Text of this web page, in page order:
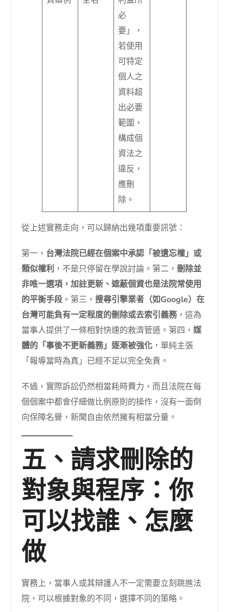
必
要」，
若使用
可特定
個人之
資料超
出必要
範圍，
構成個
資法之
違反，
應刪
除。
從上述實務走向，可以歸納出幾項重要訊號：
第一， 台灣法院已經在個案中承認「被遺忘權」或
類似權利 ，不是只停留在學說討論。第二，刪除並
非唯一選項，加註更新、遮蔽個資也是法院常使用
的平衡手段 。第三，搜尋引擎業者（如Google）在
台灣可能負有一定程度的刪除或去索引義務 ，這為
當事人提供了一條相對快速的救濟管道。第四，媒
體的「事後不更新義務」逐漸被強化 ，單純主張
「報導當時為真」已經不足以完全免責。
不過，實際訴訟仍然相當耗時費力，而且法院在每
個個案中都會仔細做比例原則的操作，沒有一面倒
向保障名譽，新聞自由依然擁有相當分量。
五、請求刪除的
對象與程序：你
可以找誰、怎麼
做
實務上，當事人或其辯護人不一定需要立刻跳進法
院，可以根據對象的不同，選擇不同的策略。